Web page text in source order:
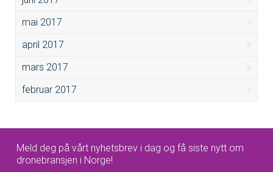
mai 2017
april 2017
mars 2017
februar 2017
Meld deg på vårt nyhetsbrev i dag og få siste nytt om
dronebransjen i Norge!